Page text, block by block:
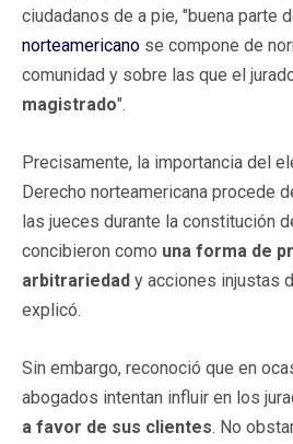
ciudadanos de a pie, "buena parte
norteamericano se compone de
comunidad y sobre las que el
magistrado".
Precisamente, la importancia del
Derecho norteamericana procede
las jueces durante la constitución
concibieron como una forma de
arbitrariedad y acciones injustas
explicó.
Sin embargo, reconoció que en
abogados intentan influir en los
a favor de sus clientes. No